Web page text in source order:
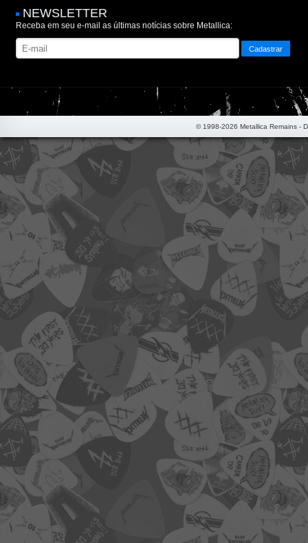
NEWSLETTER
Receba em seu e-mail as últimas notícias sobre Metallica:
© 1998-2026 Metallica Remains -